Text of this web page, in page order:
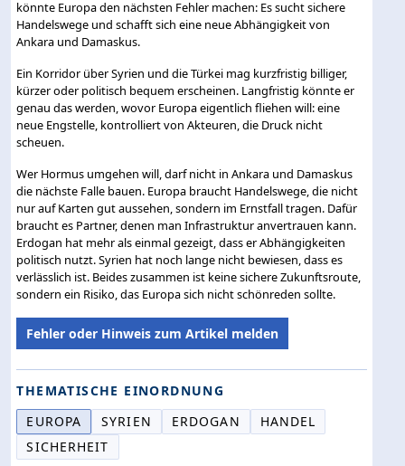
könnte Europa den nächsten Fehler machen: Es sucht sichere
Handelswege und schafft sich eine neue Abhängigkeit von
Ankara und Damaskus.
Ein Korridor über Syrien und die Türkei mag kurzfristig billiger,
kürzer oder politisch bequem erscheinen. Langfristig könnte er
genau das werden, wovor Europa eigentlich fliehen will: eine
neue Engstelle, kontrolliert von Akteuren, die Druck nicht
scheuen.
Wer Hormus umgehen will, darf nicht in Ankara und Damaskus
die nächste Falle bauen. Europa braucht Handelswege, die nicht
nur auf Karten gut aussehen, sondern im Ernstfall tragen. Dafür
braucht es Partner, denen man Infrastruktur anvertrauen kann.
Erdogan hat mehr als einmal gezeigt, dass er Abhängigkeiten
politisch nutzt. Syrien hat noch lange nicht bewiesen, dass es
verlässlich ist. Beides zusammen ist keine sichere Zukunftsroute,
sondern ein Risiko, das Europa sich nicht schönreden sollte.
Fehler oder Hinweis zum Artikel melden
THEMATISCHE EINORDNUNG
EUROPA
SYRIEN ERDOGAN
HANDEL
SICHERHEIT